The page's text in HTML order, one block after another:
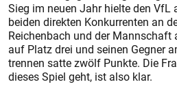
Sieg im neuen Jahr hielte den VfL
beiden direkten Konkurrenten an
Reichenbach und der Mannschaft
auf Platz drei und seinen Gegner
trennen satte zwölf Punkte. Die
dieses Spiel geht, ist also klar.